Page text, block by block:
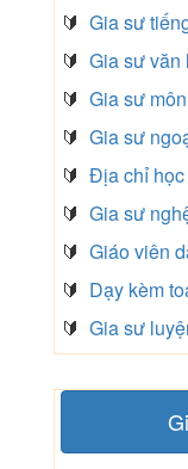
🔰 Gia sư
🔰 Gia sư văn
🔰 Gia sư
🔰 Gia sư
🔰 Địa chỉ học
🔰 Gia sư
🔰 Giáo viên
🔰 Dạy kèm
🔰 Gia sư